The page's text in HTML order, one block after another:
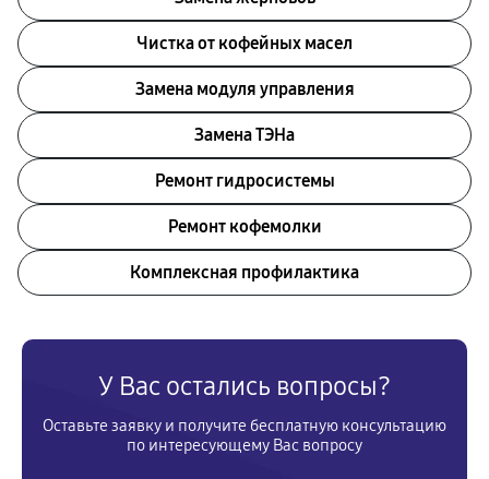
Чистка от кофейных масел
Замена модуля управления
Замена ТЭНа
Ремонт гидросистемы
Ремонт кофемолки
Комплексная профилактика
У Вас остались вопросы?
Оставьте заявку и получите бесплатную консультацию
по интересующему Вас вопросу